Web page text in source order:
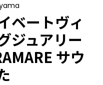
ベートヴィ
ジュアリー
サウ